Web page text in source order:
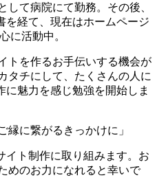
して病院にて勤務。その後、
を経て、現在はホームページ
に活動中。
トを作るお手伝いする機会が
タチにして、たくさんの人に
に魅力を感じ勉強を開始しま
縁に繋がるきっかけに」
イト制作に取り組みます。お
めのお力になれると幸いで